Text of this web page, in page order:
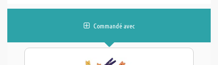
Commandé avec